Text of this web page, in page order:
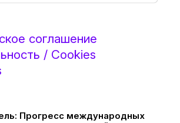
соглашение
/ Cookies
Прогресс международных